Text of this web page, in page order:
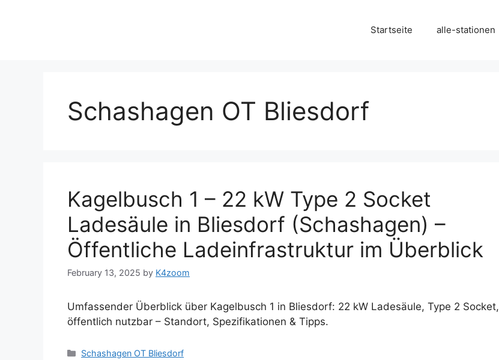
Startseite alle-stationen
Schashagen OT Bliesdorf
Kagelbusch 1 – 22 kW Type 2 Socket
Ladesäule in Bliesdorf (Schashagen) –
Öffentliche Ladeinfrastruktur im Überblick
February 13, 2025 by K4zoom
Umfassender Überblick über Kagelbusch 1 in Bliesdorf: 22 kW Ladesäule, Type 2 Socket,
öffentlich nutzbar – Standort, Spezifikationen & Tipps.
Categories
Schashagen OT Bliesdorf